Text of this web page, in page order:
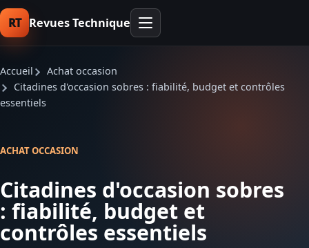
RT Revues Technique
Accueil
Achat occasion
Citadines d'occasion sobres : fiabilité, budget et contrôles
essentiels
ACHAT OCCASION
Citadines d'occasion sobres
: fiabilité, budget et
contrôles essentiels